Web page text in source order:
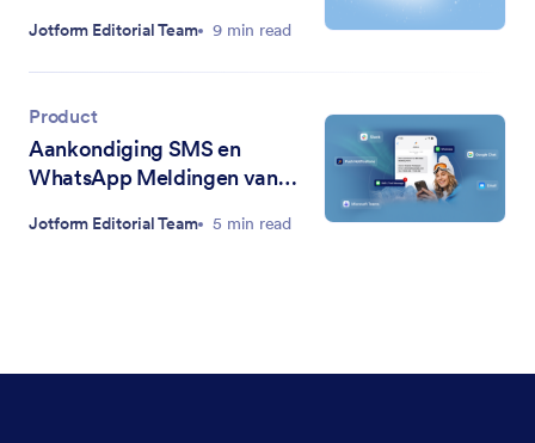
Jotform Editorial Team 9 min read
Product
Aankondiging SMS en
WhatsApp Meldingen van
Jotform Editorial Team 5 min read